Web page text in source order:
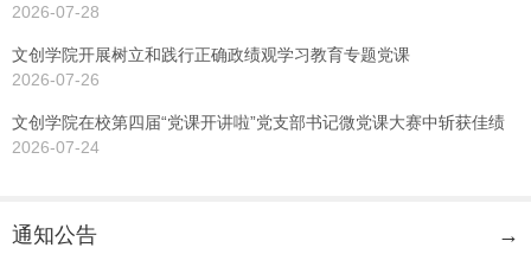
2026-07-28
文创学院开展树立和践行正确政绩观学习教育专题党课
2026-07-26
文创学院在校第四届“党课开讲啦”党支部书记微党课大赛中斩获佳绩
2026-07-24
通知公告 →